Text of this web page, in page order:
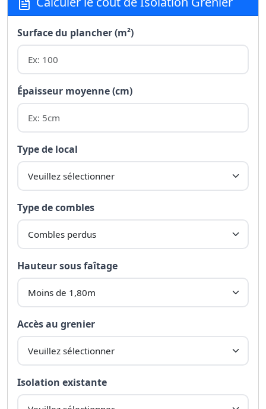
Surface du plancher (m²)
Épaisseur moyenne (cm)
Type de local
Type de combles
Hauteur sous faîtage
Accès au grenier
Isolation existante